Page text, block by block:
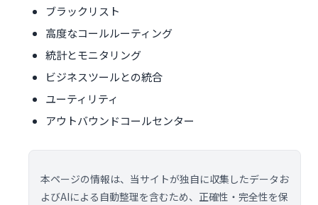
ブラックリスト
高度なコールルーティング
統計とモニタリング
ビジネスツールとの統合
ユーティリティ
アウトバウンドコールセンター
本ページの情報は、当サイトが独自に収集したデータお
よびAIによる自動整理を含むため、正確性・完全性を保